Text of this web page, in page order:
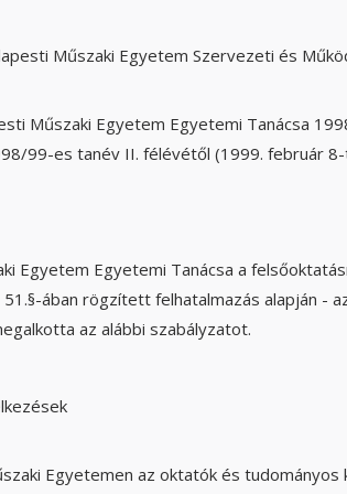
Műszaki Egyetem Szervezeti és
Műszaki Egyetem Egyetemi Tanácsa
99-es tanév II. félévétől (1999. február
Egyetem Egyetemi Tanácsa a
51.§-ában rögzített felhatalmazás alapján -
az alábbi szabályzatot.
Egyetemen az oktatók és